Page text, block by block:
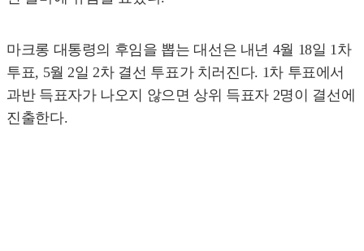
마크롱 대통령의 후임을 뽑는 대선은 내년 4월 18일 1차
투표, 5월 2일 2차 결선 투표가 치러진다. 1차 투표에서
과반 득표자가 나오지 않으면 상위 득표자 2명이 결선에
진출한다.